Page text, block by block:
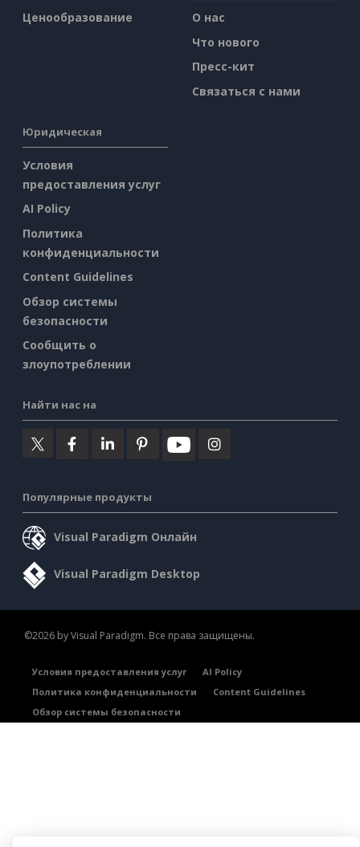
Ценообразование
О нас
Что нового
Пресс-кит
Связаться с нами
Юридическая
Условия
предоставления услуг
AI Policy
Политика
конфиденциальности
Content Guidelines
Обзор системы
безопасности
Сообщить о
злоупотреблении
Найти нас на
Популярные продукты
Visual Paradigm Онлайн
Visual Paradigm Desktop
©2026 by Visual Paradigm. Все права защищены.
Условия предоставления услуг
AI Policy
Политика конфиденциальности
Content Guidelines
Обзор системы безопасности